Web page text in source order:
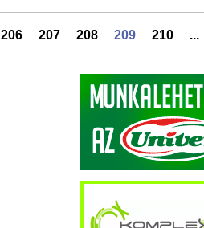
206 207 208 209 210 ...